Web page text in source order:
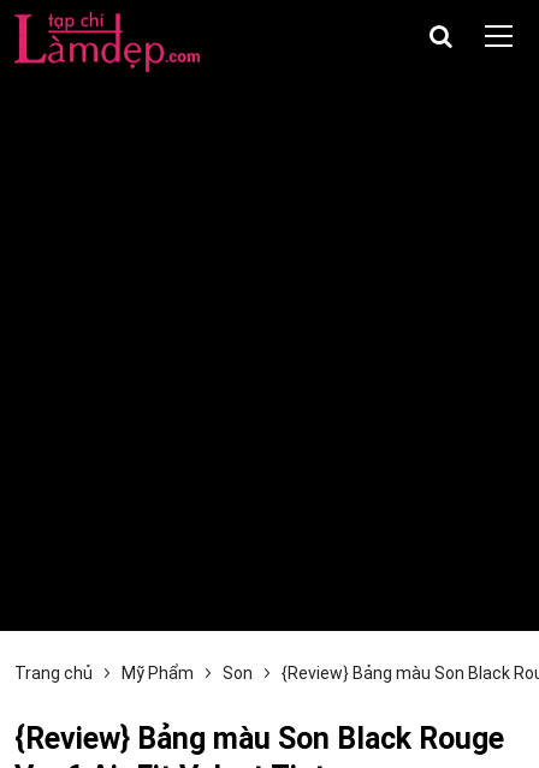
Trang chủ Mỹ Phẩm Son {Review} Bảng màu Son Black
{Review} Bảng màu Son Black Rouge